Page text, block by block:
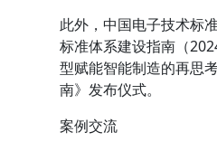
此外，中国电子技术标
标准体系建设指南（
型赋能智能制造的再思
南》发布仪式。
案例交流